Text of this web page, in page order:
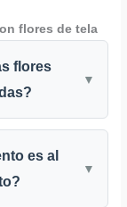
flores de tela
flores
▼
es al
▼